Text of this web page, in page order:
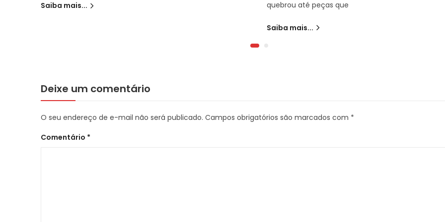
Saiba mais...
quebrou até peças que
Saiba mais...
Deixe um comentário
O seu endereço de e-mail não será publicado. Campos obrigatórios são marcados com *
Comentário *